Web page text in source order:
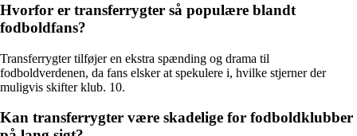
Hvorfor er transferrygter så populære blandt
fodboldfans?
Transferrygter tilføjer en ekstra spænding og drama til
fodboldverdenen, da fans elsker at spekulere i, hvilke stjerner der
muligvis skifter klub. 10.
Kan transferrygter være skadelige for fodboldklubber